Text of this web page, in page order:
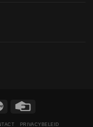
PRIVACYBELEID